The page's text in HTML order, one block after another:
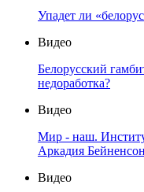
Упадет ли
Видео
Белорусский
недоработка?
Видео
Мир - наш.
Аркадия
Видео